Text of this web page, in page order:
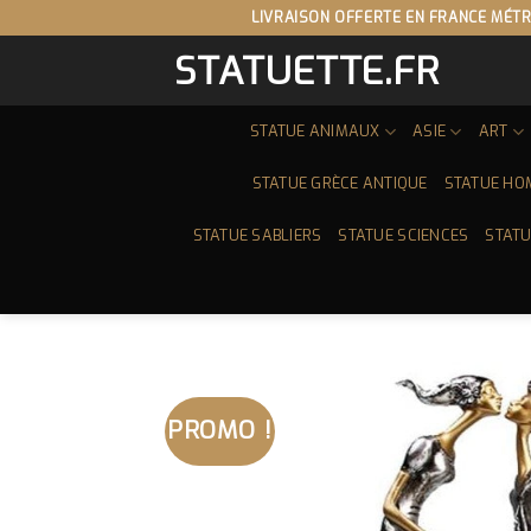
to
LIVRAISON OFFERTE EN FRANCE
STATUETTE.FR
STATUE ANIMAUX ASIE ART
STATUE GRÈCE ANTIQUE STATUE
STATUE SABLIERS STATUE SCIENCES
PROMO !